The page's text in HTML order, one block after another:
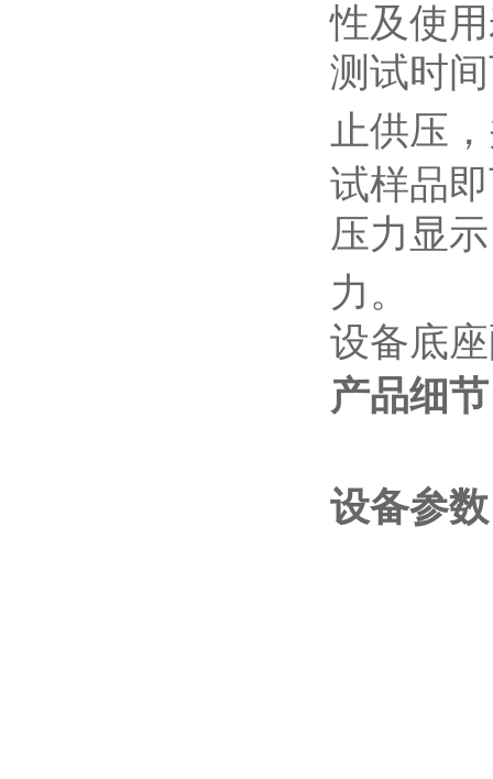
性及使
测试时
止供压
试样品
压力显
力。
设备底
产品细节
设备参数